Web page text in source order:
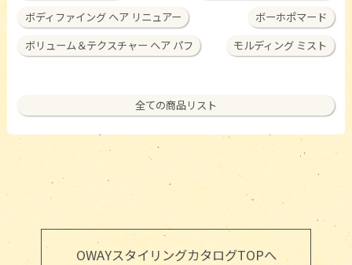
ボディファイング ヘア リニュアー
ボーホポマード
ボリューム＆テクスチャー ヘア パフ
モルディング ミスト
全ての商品リスト
OWAYスタイリングカタログTOPへ